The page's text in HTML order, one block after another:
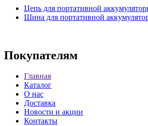
Цепь для портативной
Шина для портативной
Покупателям
Главная
Каталог
О нас
Доставка
Новости и акции
Контакты